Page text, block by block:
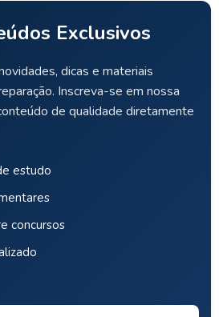
Exclusivos
dicas e materiais
Inscreva-se em nossa
de qualidade diretamente
estudo
concursos